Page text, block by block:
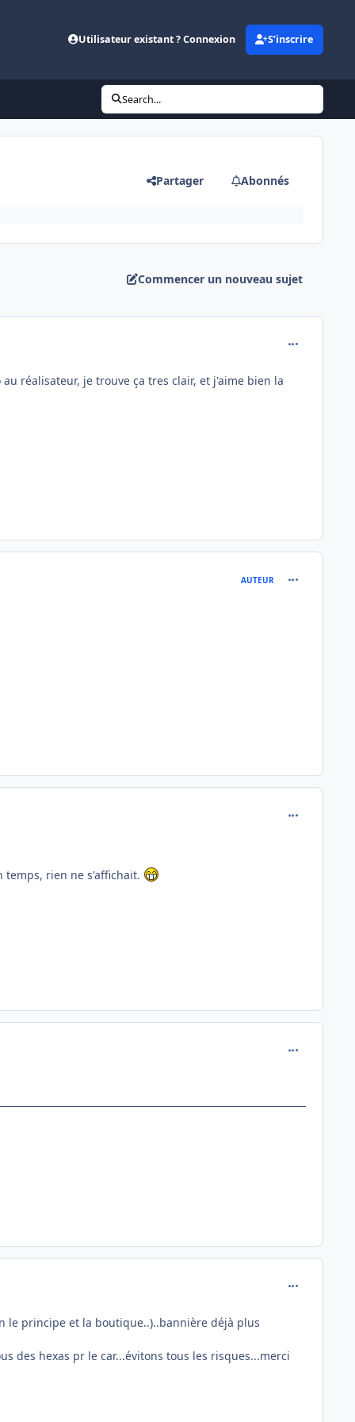
Utilisateur existant ? Connexion S’inscrire
Search...
Partager Abonnés
Commencer un nouveau sujet
réalisateur, je trouve ça tres clair, et j'aime bien la
AUTEUR
rien ne s'affichait.
le principe et la boutique..)..bannière déjà plus
des hexas pr le car...évitons tous les risques...merci